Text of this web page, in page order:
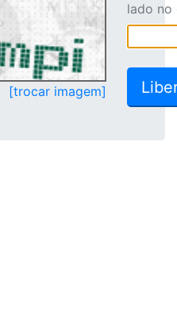
[trocar imagem]
lado no